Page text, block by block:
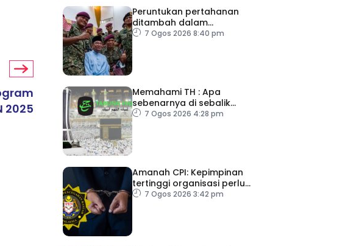
2025
Peruntukan pertahanan
ditambah dalam
Belanjawan 2027
7 Ogos 2026 8:40 pm
Memahami TH : Apa
sebenarnya di sebalik
angka
7 Ogos 2026 4:28 pm
Amanah CPI: Kepimpinan
tertinggi organisasi perlu
pacu reformasi radikal
7 Ogos 2026 3:42 pm